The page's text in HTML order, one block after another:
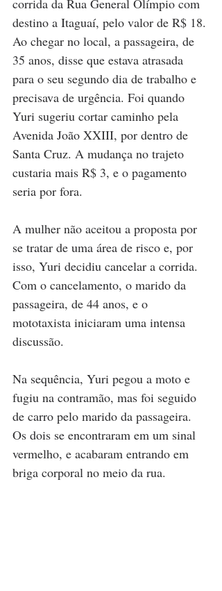
corrida da Rua General Olímpio com
destino a Itaguaí, pelo valor de R$ 18.
Ao chegar no local, a passageira, de
35 anos, disse que estava atrasada
para o seu segundo dia de trabalho e
precisava de urgência. Foi quando
Yuri sugeriu cortar caminho pela
Avenida João XXIII, por dentro de
Santa Cruz. A mudança no trajeto
custaria mais R$ 3, e o pagamento
seria por fora.
A mulher não aceitou a proposta por
se tratar de uma área de risco e, por
isso, Yuri decidiu cancelar a corrida.
Com o cancelamento, o marido da
passageira, de 44 anos, e o
mototaxista iniciaram uma intensa
discussão.
Na sequência, Yuri pegou a moto e
fugiu na contramão, mas foi seguido
de carro pelo marido da passageira.
Os dois se encontraram em um sinal
vermelho, e acabaram entrando em
briga corporal no meio da rua.